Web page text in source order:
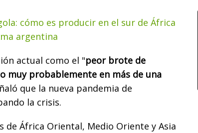
cómo es producir en el sur de África
argentina
actual como el "peor brote de
muy probablemente en más de una
que la nueva pandemia de
la crisis.
de África Oriental, Medio Oriente y Asia